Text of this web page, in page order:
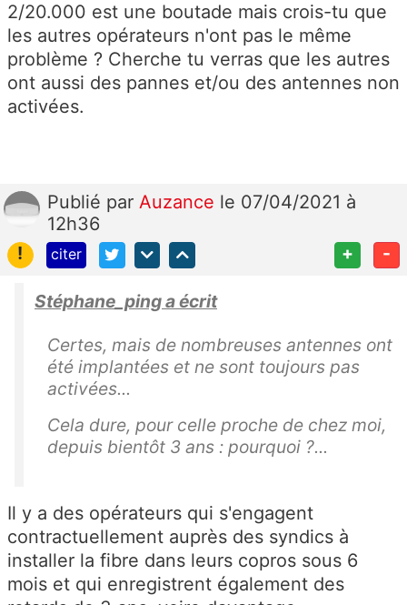
2/20.000 est une boutade mais crois-tu que
les autres opérateurs n'ont pas le même
problème ? Cherche tu verras que les autres
ont aussi des pannes et/ou des antennes non
activées.
Publié par Auzance le 07/04/2021 à
12h36
!
citer + -
Stéphane_ping a écrit
Certes, mais de nombreuses antennes ont
été implantées et ne sont toujours pas
activées...
Cela dure, pour celle proche de chez moi,
depuis bientôt 3 ans : pourquoi ?...
Il y a des opérateurs qui s'engagent
contractuellement auprès des syndics à
installer la fibre dans leurs copros sous 6
mois et qui enregistrent également des